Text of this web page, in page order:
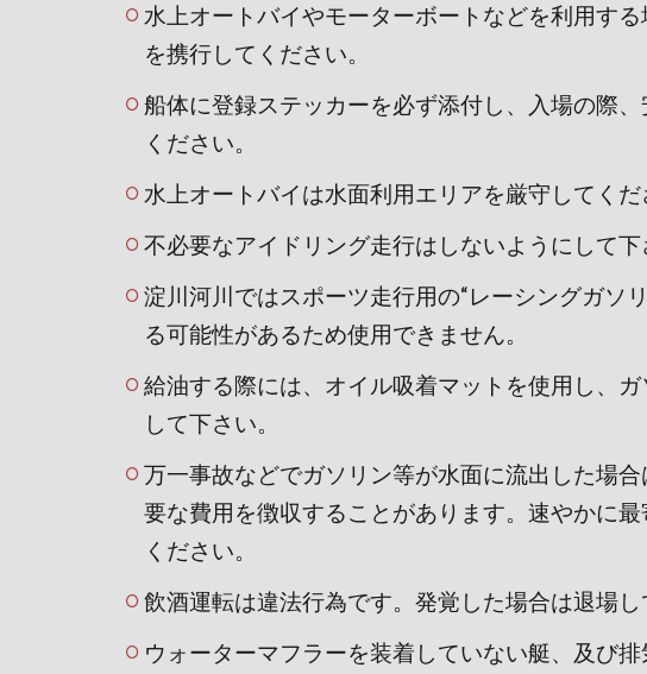
水上オートバイやモーターボートなどを利用す
を携行してください。
船体に登録ステッカーを必ず添付し、入場の際
ください。
水上オートバイは水面利用エリアを厳守してくだ
不必要なアイドリング走行はしないようにして下
淀川河川ではスポーツ走行用の“レーシングガソ
る可能性があるため使用できません。
給油する際には、オイル吸着マットを使用し、
して下さい。
万一事故などでガソリン等が水面に流出した場
要な費用を徴収することがあります。速やかに
ください。
飲酒運転は違法行為です。発覚した場合は退場し
ウォーターマフラーを装着していない艇、及び